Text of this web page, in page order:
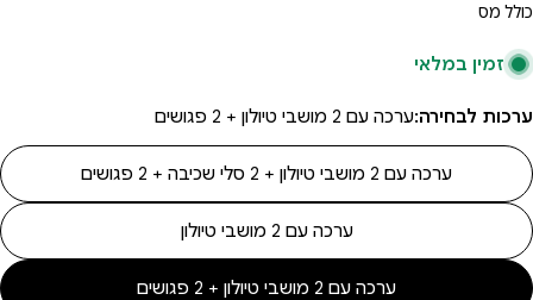
כולל מס
זמין במלאי
ערכות לבחירה:ערכה עם 2 מושבי טיולון + 2 פגושים
ערכה עם 2 מושבי טיולון + 2 סלי שכיבה + 2 פגושים
ערכה עם 2 מושבי טיולון
ערכה עם 2 מושבי טיולון + 2 פגושים